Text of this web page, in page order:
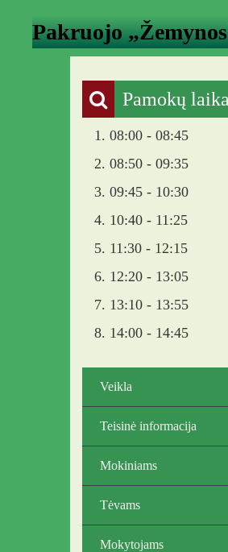
Pakruojo
Pamokų
1. 08:00 - 08:45
2. 08:50 - 09:35
3. 09:45 - 10:30
4. 10:40 - 11:25
5. 11:30 - 12:15
6. 12:20 - 13:05
7. 13:10 - 13:55
8. 14:00 - 14:45
Veikla
Teisinė informacija
Mokiniams
Tėvams
Mokytojams